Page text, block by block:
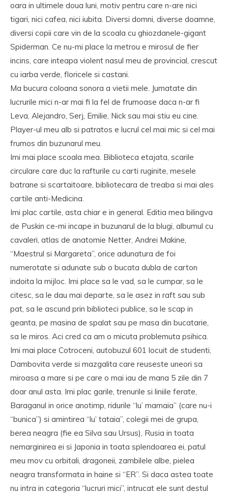
oara in ultimele doua luni, motiv pentru care n-are nici
tigari, nici cafea, nici iubita. Diversi domni, diverse doamne,
diversi copii care vin de la scoala cu ghiozdanele-gigant
Spiderman. Ce nu-mi place la metrou e mirosul de fier
incins, care inteapa violent nasul meu de provincial, crescut
cu iarba verde, floricele si castani.
Ma bucura coloana sonora a vietii mele. Jumatate din
lucrurile mici n-ar mai fi la fel de frumoase daca n-ar fi
Leva, Alejandro, Serj, Emilie, Nick sau mai stiu eu cine.
Player-ul meu alb si patratos e lucrul cel mai mic si cel mai
frumos din buzunarul meu.
Imi mai place scoala mea. Biblioteca etajata, scarile
circulare care duc la rafturile cu carti ruginite, mesele
batrane si scartaitoare, bibliotecara de treaba si mai ales
cartile anti-Medicina.
Imi plac cartile, asta chiar e in general. Editia mea bilingva
de Puskin ce-mi incape in buzunarul de la blugi, albumul cu
cavaleri, atlas de anatomie Netter, Andrei Makine,
“Maestrul si Margareta”, orice adunatura de foi
numerotate si adunate sub o bucata dubla de carton
indoita la mijloc. Imi place sa le vad, sa le cumpar, sa le
citesc, sa le dau mai departe, sa le asez in raft sau sub
pat, sa le ascund prin biblioteci publice, sa le scap in
geanta, pe masina de spalat sau pe masa din bucatarie,
sa le miros. Aci cred ca am o micuta problemuta psihica.
Imi mai place Cotroceni, autobuzul 601 locuit de studenti,
Dambovita verde si mazgalita care reuseste uneori sa
miroasa a mare si pe care o mai iau de mana 5 zile din 7
doar anul asta. Imi plac garile, trenurile si liniile ferate,
Baraganul in orice anotimp, ridurile “lu’ mamaia” (care nu-i
“bunica”) si amintirea “lu’ tataia”, colegii mei de grupa,
berea neagra (fie ea Silva sau Ursus), Rusia in toata
nemarginirea ei si Japonia in toata splendoarea ei, patul
meu mov cu orbitali, dragoneii, zambilele albe, pielea
neagra transformata in haine si “ER”. Si daca astea toate
nu intra in categoria “lucruri mici”, intrucat ele sunt destul